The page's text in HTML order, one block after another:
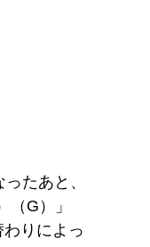
たあと、
G）」
りによっ